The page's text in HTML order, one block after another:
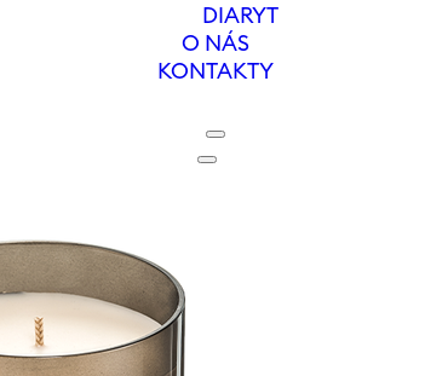
DIARYT
O NÁS
KONTAKTY